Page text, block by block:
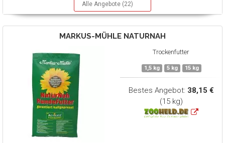
Alle Angebote (22)
MARKUS-MÜHLE NATURNAH
Trockenfutter
1,5 kg 5 kg 15 kg
Bestes Angebot: 38,15 €
(15 kg)